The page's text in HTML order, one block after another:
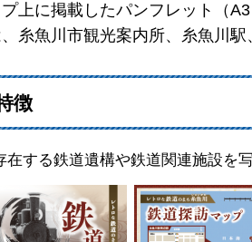
上に掲載したパンフレット（
糸魚川市観光案内所、糸魚川駅
徴
在する鉄道遺構や鉄道関連施設を